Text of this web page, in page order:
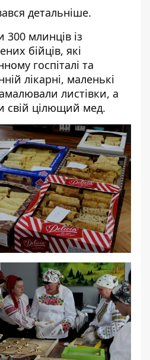
детальніше.
300 млинців із
бійців, які
госпіталі та
лікарні, маленькі
листівки, а
свій цілющий мед.